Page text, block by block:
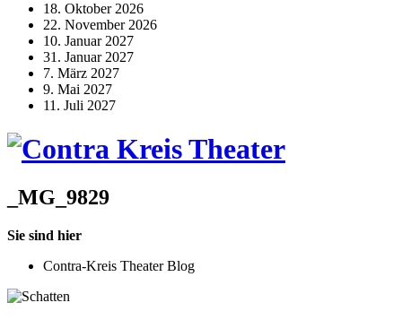
18. Oktober 2026
22. November 2026
10. Januar 2027
31. Januar 2027
7. März 2027
9. Mai 2027
11. Juli 2027
_MG_9829
Sie sind hier
Contra-Kreis Theater Blog